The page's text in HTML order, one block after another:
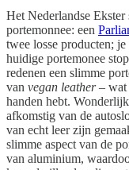
Het Nederlandse
portemonnee: een
twee losse producten;
huidige portemonee
redenen een slimme
van vegan leather– wat
handen hebt.
afkomstig van de
van echt leer zijn
slimme aspect van de
van aluminium,